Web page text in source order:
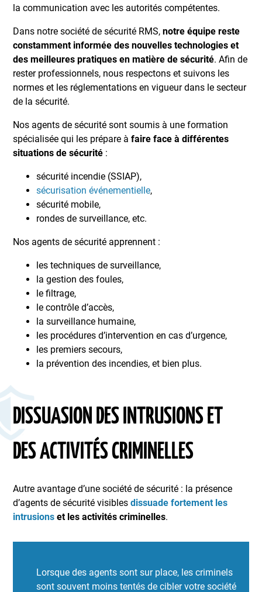
la communication avec les autorités compétentes.
Dans notre société de sécurité RMS,notre équipe reste
constamment informée des nouvelles technologies et
des meilleures pratiques en matière de sécurité. Afin de
rester professionnels, nous respectons et suivons les
normes et les réglementations en vigueur dans le secteur
de la sécurité.
Nos agents de sécurité sont soumis à une formation
spécialisée qui les prépare àfaire face à différentes
situations de sécurité :
sécurité incendie (SSIAP),
sécurisation événementielle,
sécurité mobile,
rondes de surveillance, etc.
Nos agents de sécurité apprennent :
les techniques de surveillance,
la gestion des foules,
le filtrage,
le contrôle d’accès,
la surveillance humaine,
les procédures d’intervention en cas d’urgence,
les premiers secours,
la prévention des incendies, et bien plus.
DISSUASION DES INTRUSIONS ET
DES ACTIVITÉS CRIMINELLES
Autre avantage d’une société de sécurité : la présence
d’agents de sécurité visiblesdissuade fortement les
intrusions et les activités criminelles.
Lorsque des agents sont sur place, les criminels
sont souvent moins tentés de cibler votre société